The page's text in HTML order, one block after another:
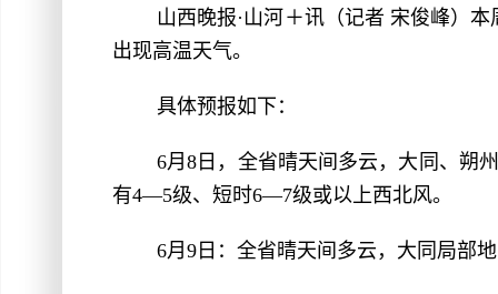
山西晚报·山河＋讯（记者 宋俊峰）
出现高温天气。
具体预报如下：
6月8日，全省晴天间多云，大同、朔
有4—5级、短时6—7级或以上西北风。
6月9日：全省晴天间多云，大同局部